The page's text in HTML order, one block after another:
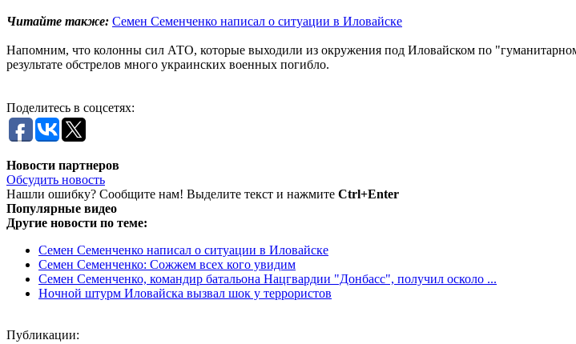
Читайте также: Семен Семенченко написал о ситуации в Иловайске
Напомним, что колонны сил АТО, которые выходили из окружения под Иловайском по
результате обстрелов много украинских военных погибло.
Поделитесь в соцсетях:
Новости партнеров
Обсудить новость
Нашли ошибку? Сообщите нам! Выделите текст и нажмите Ctrl+Enter
Популярные видео
Другие новости по теме:
Семен Семенченко написал о ситуации в Иловайске
Семен Семенченко: Сожжем всех кого увидим
Семен Семенченко, командир батальона Нацгвардии "Донбасс", получил осколо ...
Ночной штурм Иловайска вызвал шок у террористов
Публикации: